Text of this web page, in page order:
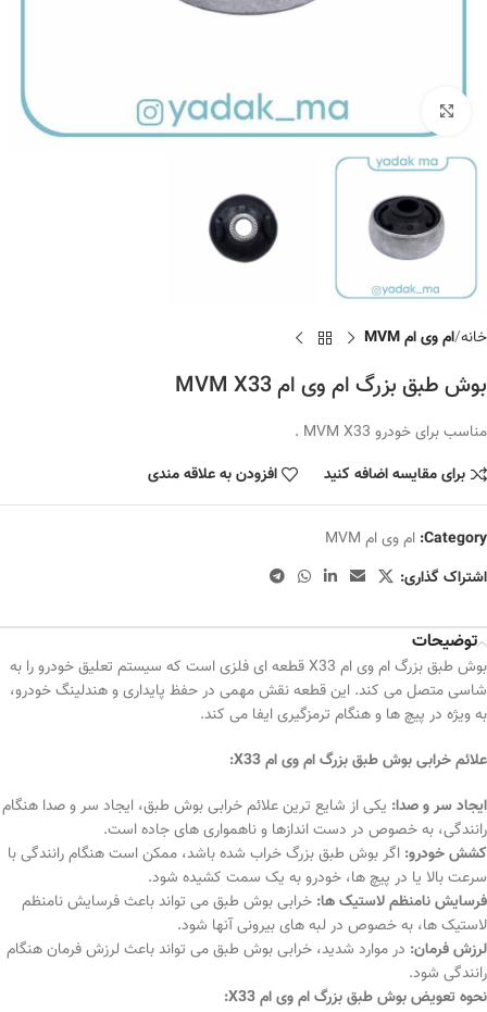
برای بزرگنمایی کلیک کنید
خانه ام وی ام MVM
بوش طبق بزرگ ام وی ام MVM X33
مناسب برای خودرو MVM X33 .
برای مقایسه اضافه کنید
افزودن به علاقه مندی
Category: ام وی ام MVM
اشتراک گذاری:
توضیحات
بوش طبق بزرگ ام وی ام X33 قطعه ای فلزی است که سیستم تعلیق خودرو را به
شاسی متصل می کند. این قطعه نقش مهمی در حفظ پایداری و هندلینگ خودرو،
به ویژه در پیچ ها و هنگام ترمزگیری ایفا می کند.
علائم خرابی بوش طبق بزرگ ام وی ام X33:
ایجاد سر و صدا: یکی از شایع ترین علائم خرابی بوش طبق، ایجاد سر و صدا هنگام
رانندگی، به خصوص در دست اندازها و ناهمواری های جاده است.
کشش خودرو: اگر بوش طبق بزرگ خراب شده باشد، ممکن است هنگام رانندگی با
سرعت بالا یا در پیچ ها، خودرو به یک سمت کشیده شود.
فرسایش نامنظم لاستیک ها: خرابی بوش طبق می تواند باعث فرسایش نامنظم
لاستیک ها، به خصوص در لبه های بیرونی آنها شود.
لرزش فرمان: در موارد شدید، خرابی بوش طبق می تواند باعث لرزش فرمان هنگام
رانندگی شود.
نحوه تعویض بوش طبق بزرگ ام وی ام X33: